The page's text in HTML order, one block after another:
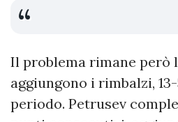
Il problema rimane però
aggiungono i rimbalzi,
periodo. Petrusev